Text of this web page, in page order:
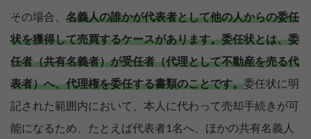
その場合、 名義人の誰かが代表者として他の人からの委任
状を獲得して売買するケースがあります。委任状とは、委
任者（共有名義者）が受任者（代理として不動産を売る代
表者）へ、代理権を委任する書類のことです。委任状に明
記された範囲内において、本人に代わって売却手続きが可
能になるため、たとえば代表者1名へ、ほかの共有名義人